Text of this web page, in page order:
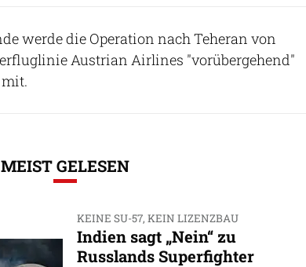
werde die Operation nach Teheran von
Austrian Airlines "vorübergehend"
MEIST GELESEN
KEINE SU-57, KEIN LIZENZBAU
Indien sagt „Nein“ zu
Russlands Superfighter